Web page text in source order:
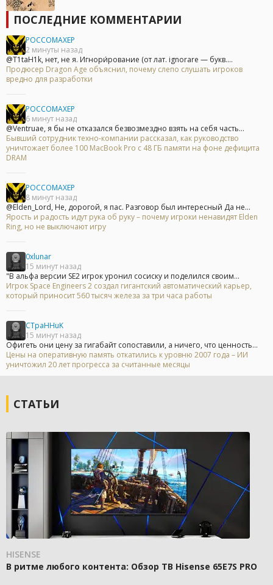
ПОСЛЕДНИЕ КОММЕНТАРИИ
POCCOMAXEP
2 минуты назад
@T1taH1k, нет, не я. Игнори́рование (от лат. ignorare — букв....
Продюсер Dragon Age объяснил, почему слепо слушать игроков
вредно для разработки
POCCOMAXEP
6 минут назад
@Ventruae, я бы не отказался безвозмездно взять на себя часть...
Бывший сотрудник техно-компании рассказал, как руководство
уничтожает более 100 MacBook Pro с 48 ГБ памяти на фоне дефицита
DRAM
POCCOMAXEP
8 минут назад
@Elden_Lord, Не, дорогой, я пас. Разговор был интересный Да не...
Ярость и радость идут рука об руку – почему игроки ненавидят Elden
Ring, но не выключают игру
0xlunar
15 минут назад
"В альфа версии SE2 игрок уронил сосиску и поделился своим...
Игрок Space Engineers 2 создал гигантский автоматический карьер,
который приносит 560 тысяч железа за три часа работы
CTpaHHuK
15 минут назад
Офигеть они цену за гигабайт сопоставили, а ничего, что ценность...
Цены на оперативную память откатились к уровню 2007 года – ИИ
уничтожил 20 лет прогресса за считанные месяцы
СТАТЬИ
HISENSE
В ритме любого контента: Обзор ТВ Hisense 65E7S PRO